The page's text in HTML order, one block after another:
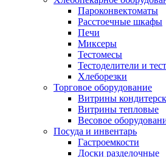
Пароконвектоматы
Расстоечные шкафы
Печи
Миксеры
Тестомесы
Тестоделители и
Хлеборезки
Торговое оборудование
Витрины
Витрины тепловые
Весовое
Посуда и инвентарь
Гастроемкости
Доски разделочные